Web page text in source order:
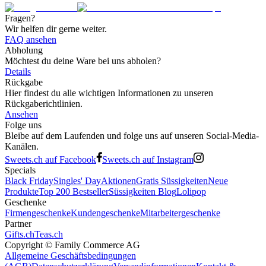
Fragen?
Wir helfen dir gerne weiter.
FAQ ansehen
Abholung
Möchtest du deine Ware bei uns abholen?
Details
Rückgabe
Hier findest du alle wichtigen Informationen zu unseren
Rückgaberichtlinien.
Ansehen
Folge uns
Bleibe auf dem Laufenden und folge uns auf unseren Social-Media-
Kanälen.
Sweets.ch auf Facebook
Sweets.ch auf Instagram
Specials
Black FridaySingles' DayAktionenGratis SüssigkeitenNeue
ProdukteTop 200 BestsellerSüssigkeiten BlogLolipop
Geschenke
FirmengeschenkeKundengeschenkeMitarbeitergeschenke
Partner
Gifts.chTeas.ch
Copyright © Family Commerce AG
Allgemeine Geschäftsbedingungen